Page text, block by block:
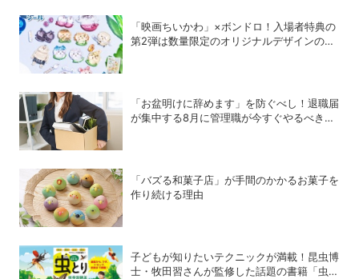
「映画ちいかわ」×ボンドロ！入場者特典の
第2弾は数量限定のオリジナルデザインのボ
「お盆明けに辞めます」を防ぐべし！退職届
が集中する8月に管理職が今すぐやるべき対
「バズる和菓子店」が手間のかかるお菓子を
作り続ける理由
子どもが知りたいテクニックが満載！昆虫博
士・牧田習さんが監修した話題の書籍「虫と